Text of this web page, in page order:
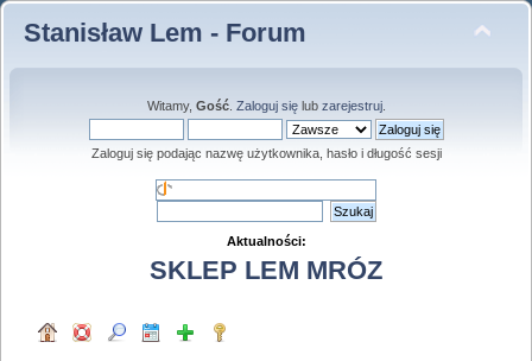
Stanisław Lem - Forum
Witamy, Gość. Zaloguj sięlub zarejestruj.
Zaloguj się podając nazwę użytkownika, hasło i długość sesji
Aktualności:
SKLEP LEM MRÓZ